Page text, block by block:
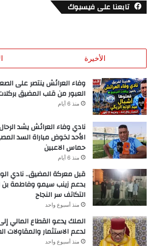
تابعنا على فيسبوك
الأخيرة
وفاء العرائش ينتصر على
العبور من قلب المضيق
منذ 6 أيام
نادي وفاء العرائش يشد
الأحد لخوض مباراة السد
حماس الاعبين
منذ 6 أيام
قبل معركة المضيق.. نادي
بدعم زينب سيمو وفاطمة بن
التكاتف سر النجاح
منذ أسبوع واحد
الملك يدعو القطاع المالي
لدعم الاستثمار والمقاولات
منذ أسبوع واحد